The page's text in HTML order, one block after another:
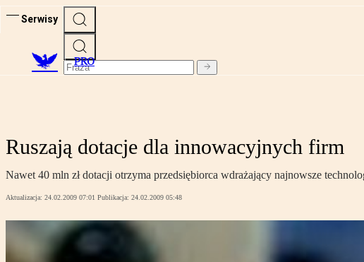
Serwisy
PRO
Ruszają dotacje dla innowacyjnych firm
Nawet 40 mln zł dotacji otrzyma przedsiębiorca wdrażający najnowsze
Aktualizacja: 24.02.2009 07:01 Publikacja: 24.02.2009 05:48